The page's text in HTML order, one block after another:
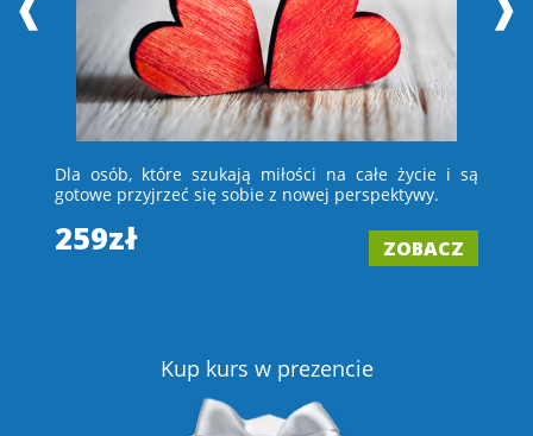
Dla osób, które szukają miłości na całe życie i są
gotowe przyjrzeć się sobie z nowej perspektywy.
259zł ZOBACZ
Kup kurs w prezencie